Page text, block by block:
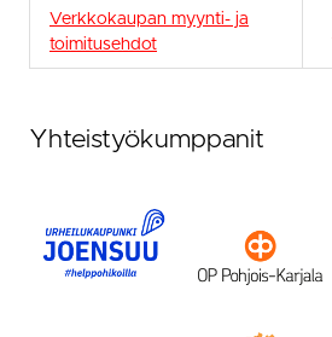
Verkkokaupan myynti- ja
toimitusehdot
Yhteistyökumppanit